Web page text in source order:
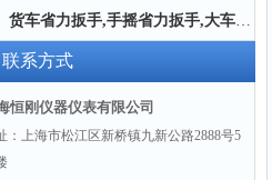
货车省力扳手,手摇省力扳手,大车轮胎螺丝拆装省力工具
联系方式
恒刚仪器仪表有限公司
：上海市松江区新桥镇九新公路2888号5